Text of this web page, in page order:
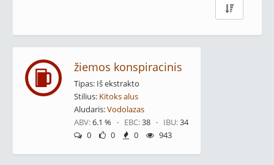
žiemos konspiracinis
Tipas: Iš ekstrakto
Stilius: Kitoks alus
Aludaris:Vodolazas
ABV:6.1 % · EBC:38 · IBU:34
0
0 0 943